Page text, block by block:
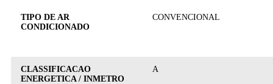
TIPO DE AR
CONDICIONADO
CONVENCIONAL
CLASSIFICACAO
ENERGETICA / INMETRO
A